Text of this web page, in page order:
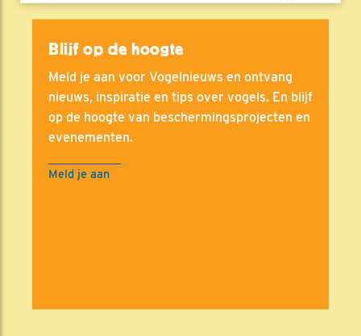
Blijf op de hoogte
Meld je aan voor Vogelnieuws en ontvang
nieuws, inspiratie en tips over vogels. En blijf
op de hoogte van beschermingsprojecten en
evenementen.
Meld je aan